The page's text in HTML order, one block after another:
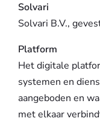
Solvari
Solvari B.V.,
Platform
Het digitale
systemen en
aangeboden en
met elkaar